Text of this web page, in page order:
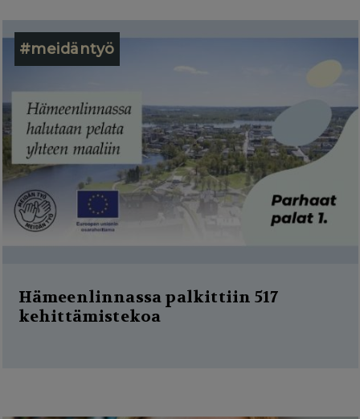
#meidäntyö
Hämeenlinnassa palkittiin 517
kehittämistekoa